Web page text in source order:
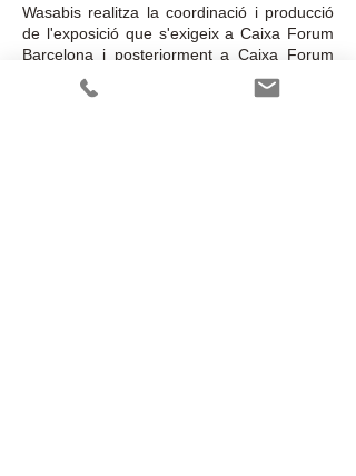
Wasabis realitza la coordinació i producció
de l'exposició que s'exigeix a Caixa Forum
Barcelona i posteriorment a Caixa Forum
Madrid, Mallorca, Lleida.